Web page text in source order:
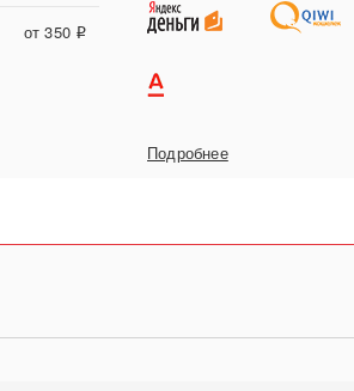
от 350 i
Подробнее